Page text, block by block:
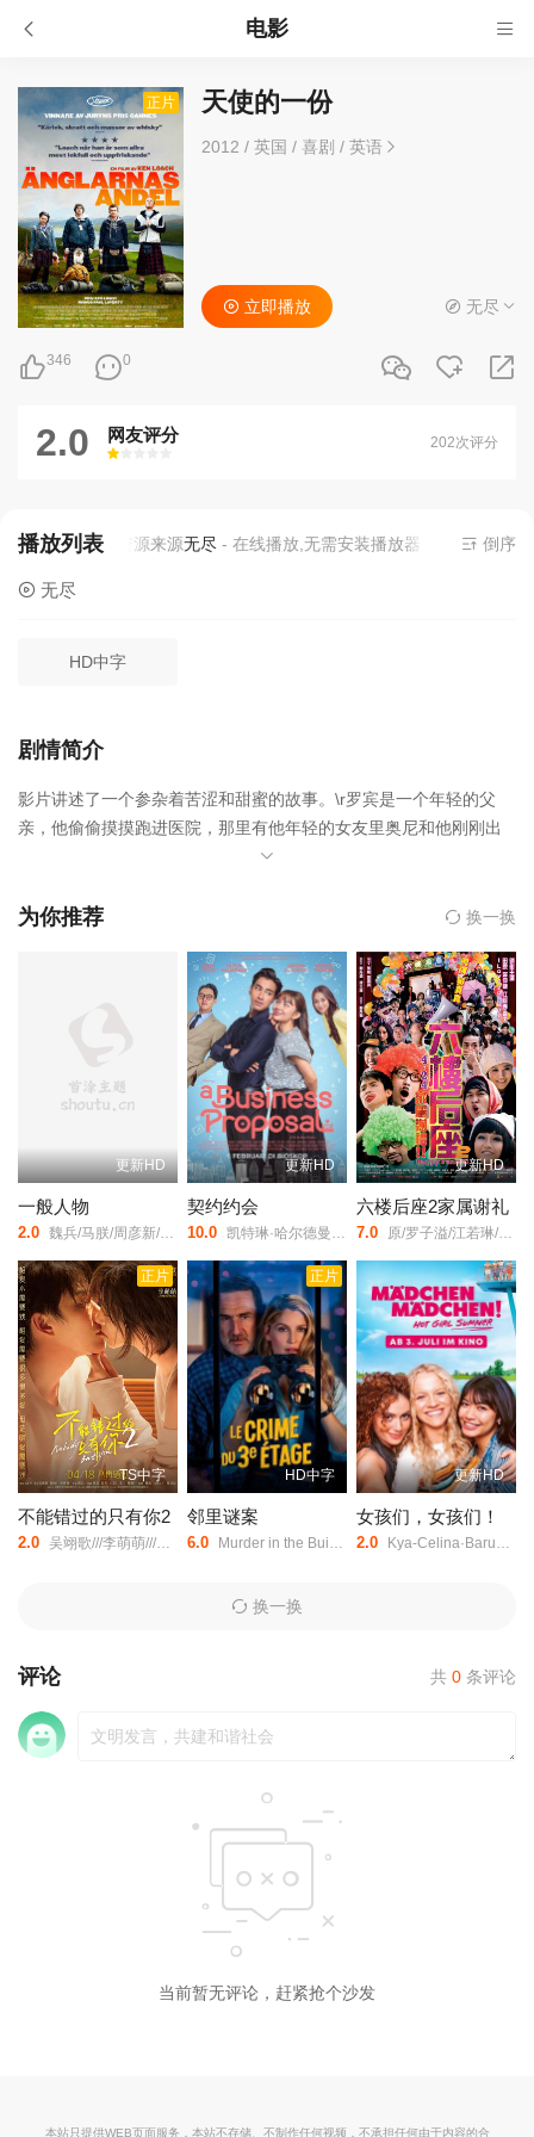
电影
正片 天使的一份
2012 / 英国 / 喜剧/ 英语
346 0
立即播放 无尽
2.0 网友评分
很差
较差还行推荐
力荐
202次评分
播放列表当前资源来源无尽- 在线播放,无需安装播放器 倒序
无尽
HD中字
剧情简介
影片讲述了一个参杂着苦涩和甜蜜的故事。\r罗宾是一个年轻的父
亲，他偷偷摸摸跑进医院，那里有他年轻的女友里奥尼和他刚刚出
生的孩子卢克。这个苦涩的会面，是罗宾第一次见到自己的孩子。
再重蹈自己的覆辙。罗宾是一个有过前科的人，他再一次犯案之
他碰到了莱诺、阿尔伯特和莫三个人。和罗宾一样，这三个人都是
有过前科的罪犯，这种污点让他们无法在社会里立足。在参观过一
个威士忌的蒸馏工厂后，他们似乎找到了未来、找到了生活的希
为你推荐 换一换
更新HD
一般人物
2.0 魏兵/马朕/周彦新/刘尚奎/
更新HD
契约约会
10.0 凯特琳·哈尔德曼/艾丽尔·塔图姆/Abidzar·Al·Ghifari/
更新HD
六楼后座2家属谢礼
7.0 原/罗子溢/江若琳/陆永/郑诗君/曾志伟/林嘉欣/卢巧音/周俊伟/
正片
TS中字
不能错过的只有你2
2.0 吴翊歌///李萌萌///杨业明///刘流///陶红///赵熙玥///黄品沅///赵晋///田东霖///赵汉军///王彩平/
正片
HD中字
邻里谜案
6.0 Murder in the Building/Bazaar/
更新HD
女孩们，女孩们！
2.0 Kya-Celina·Barucki/Julia·Novohradsky/Nhung·Hong/
换一换
评论 共 0 条评论
当前暂无评论，赶紧抢个沙发
本站只提供WEB页面服务，本站不存储、不制作任何视频，不承担任何由于内容的合